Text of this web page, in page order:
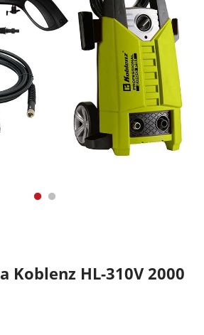
Koblenz HL-310V 2000